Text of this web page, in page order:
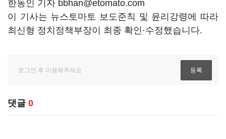
한동인 기자 bbhan@etomato.com
이 기사는 뉴스토마토 보도준칙 및 윤리강령에 따라
최신형 정치정책부장이 최종 확인·수정했습니다.
댓글 0